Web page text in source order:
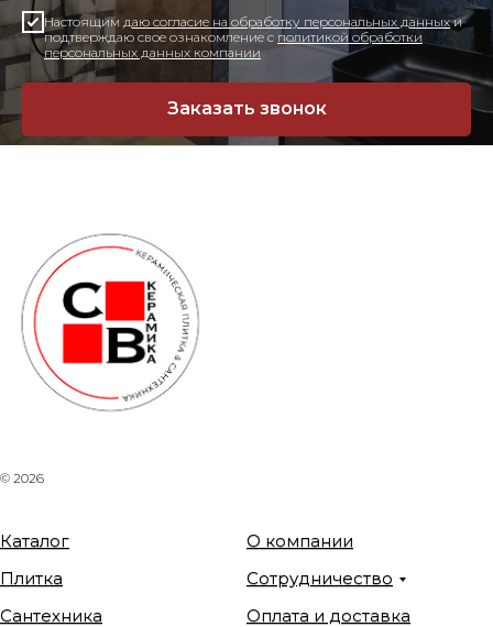
Настоящим даю согласие на обработку персональных данныхи
подтверждаю свое ознакомление с политикой обработки
персональных данных компании
Заказать звонок
© 2026
Каталог
Плитка
Сантехника
О компании
Сотрудничество
Оплата и доставка